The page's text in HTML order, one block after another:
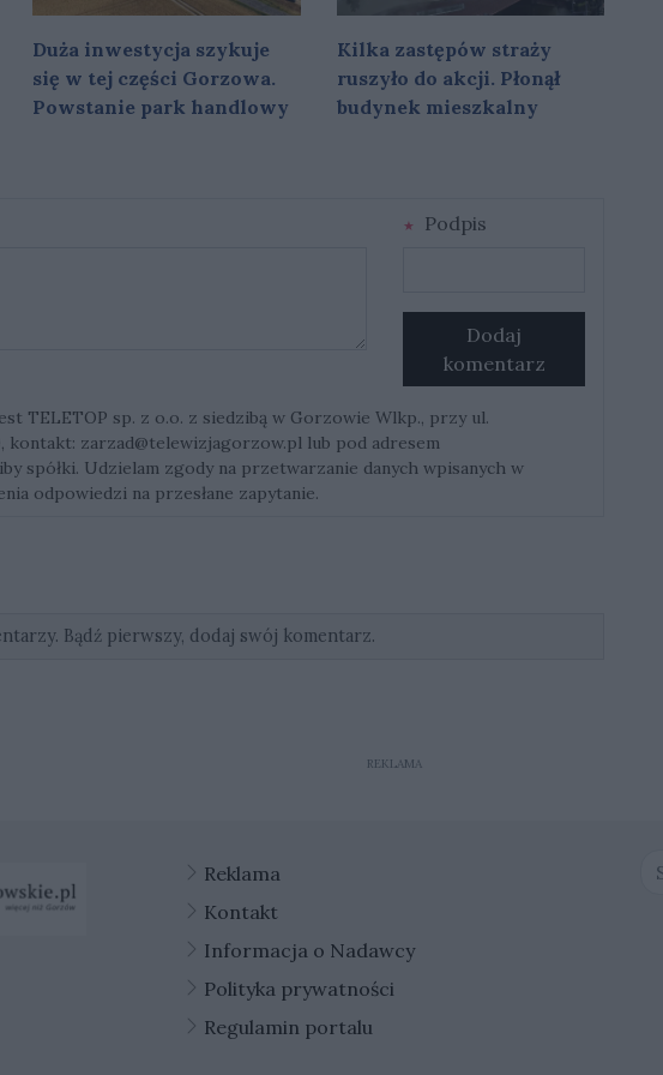
Duża inwestycja szykuje
się w tej części Gorzowa.
Powstanie park handlowy
Kilka zastępów straży
ruszyło do akcji. Płonął
budynek mieszkalny
Podpis
Dodaj
komentarz
TELETOP sp. z o.o. z siedzibą w Gorzowie Wlkp., przy ul.
kontakt: zarzad@telewizjagorzow.pl lub pod adresem
spółki. Udzielam zgody na przetwarzanie danych wpisanych w
odpowiedzi na przesłane zapytanie.
Bądź pierwszy, dodaj swój komentarz.
REKLAMA
Reklama
Kontakt
Informacja o Nadawcy
Polityka prywatności
Regulamin portalu